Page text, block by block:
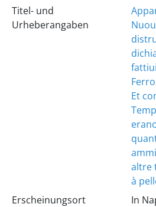
Titel- und
Urheberangaben
Et
altre
à
Erscheinungsort
In